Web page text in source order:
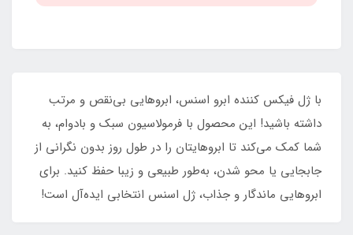
با ژل فیکس کننده ابرو اسنس، ابروهایی بی‌نقص و مرتب
داشته باشید! این محصول با فرمولاسیون سبک و بادوام، به
شما کمک می‌کند تا ابروهایتان را در طول روز بدون نگرانی از
جابجایی یا محو شدن، به‌طور طبیعی و زیبا حفظ کنید. برای
ابروهایی ماندگار و جذاب، ژل اسنس انتخابی ایده‌آل است!